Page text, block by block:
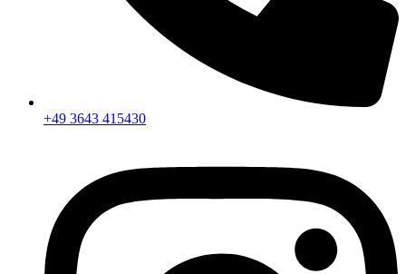
+49 3643 415430